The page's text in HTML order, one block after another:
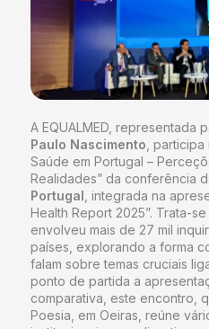
A EQUALMED, representada
Paulo Nascimento ,
Saúde em Portugal –
Realidades” da conferência
Portugal , integrada na
Health Report 2025”. Trata-
envolveu mais de 27 mil
países, explorando a forma
falam sobre temas cruciais
ponto de partida a
comparativa, este encontro,
Poesia, em Oeiras, reúne